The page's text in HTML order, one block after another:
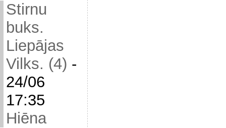
Stirnu
buks.
Liepājas
Vilks. (4) -
24/06
17:35
Hiēna